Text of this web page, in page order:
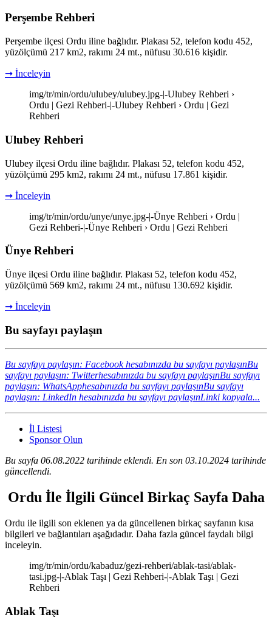
Perşembe Rehberi
Perşembe ilçesi Ordu iline bağlıdır. Plakası 52, telefon kodu 452,
yüzölçümü 217 km2, rakımı 24 mt., nüfusu 30.616 kişidir.
➞ İnceleyin
img/tr/min/ordu/ulubey/ulubey.jpg-|-Ulubey Rehberi ›
Ordu | Gezi Rehberi-|-Ulubey Rehberi › Ordu | Gezi
Rehberi
Ulubey Rehberi
Ulubey ilçesi Ordu iline bağlıdır. Plakası 52, telefon kodu 452,
yüzölçümü 295 km2, rakımı 24 mt., nüfusu 17.861 kişidir.
➞ İnceleyin
img/tr/min/ordu/unye/unye.jpg-|-Ünye Rehberi › Ordu |
Gezi Rehberi-|-Ünye Rehberi › Ordu | Gezi Rehberi
Ünye Rehberi
Ünye ilçesi Ordu iline bağlıdır. Plakası 52, telefon kodu 452,
yüzölçümü 569 km2, rakımı 24 mt., nüfusu 130.692 kişidir.
➞ İnceleyin
Bu sayfayı paylaşın
Bu sayfayı paylaşın: Facebook hesabınızda bu sayfayı paylaşınBu
sayfayı paylaşın: Twitterhesabınızda bu sayfayı paylaşınBu sayfayı
paylaşın: WhatsApphesabınızda bu sayfayı paylaşınBu sayfayı
paylaşın: LinkedIn hesabınızda bu sayfayı paylaşınLinki kopyala...
İl Listesi
Sponsor Olun
Bu sayfa 06.08.2022 tarihinde eklendi. En son 03.10.2024 tarihinde
güncellendi.
Ordu İle İlgili Güncel Birkaç Sayfa Daha
Ordu ile ilgili son eklenen ya da güncellenen birkaç sayfanın kısa
bilgileri ve bağlantıları aşağıdadır. Daha fazla güncel faydalı bilgi
inceleyin.
img/tr/min/ordu/kabaduz/gezi-rehberi/ablak-tasi/ablak-
tasi.jpg-|-Ablak Taşı | Gezi Rehberi-|-Ablak Taşı | Gezi
Rehberi
Ablak Taşı